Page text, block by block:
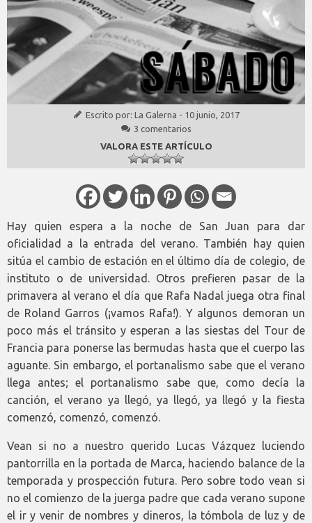
Escrito por: La Galerna - 10 junio, 2017
3 comentarios
VALORA ESTE ARTÍCULO
Hay quien espera a la noche de San Juan para dar
oficialidad a la entrada del verano. También hay quien
sitúa el cambio de estación en el último día de colegio, de
instituto o de universidad. Otros prefieren pasar de la
primavera al verano el día que Rafa Nadal juega otra final
de Roland Garros (¡vamos Rafa!). Y algunos demoran un
poco más el tránsito y esperan a las siestas del Tour de
Francia para ponerse las bermudas hasta que el cuerpo las
aguante. Sin embargo, el portanalismo sabe que el verano
llega antes; el portanalismo sabe que, como decía la
canción, el verano ya llegó, ya llegó, ya llegó y la fiesta
comenzó, comenzó, comenzó.
Vean si no a nuestro querido Lucas Vázquez luciendo
pantorrilla en la portada de Marca, haciendo balance de la
temporada y prospección futura. Pero sobre todo vean si
no el comienzo de la juerga padre que cada verano supone
el ir y venir de nombres y dineros, la tómbola de luz y de